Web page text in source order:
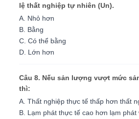
lệ thất nghiệp tự nhiên (Un).
A. Nhỏ hơn
B. Bằng
C. Có thể bằng
D. Lớn hơn
Câu 8. Nếu sản lượng vượt mức
thì:
A. Thất nghiệp thực tế thấp hơn thất
B. Lạm phát thực tế cao hơn lạm phát